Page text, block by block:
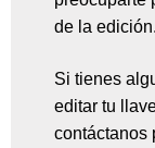
de la edición.
Si tienes
editar tu
contáctanos